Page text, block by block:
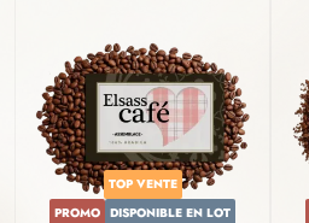
PROMO DISPONIBLE EN LOT
TOP VENTE